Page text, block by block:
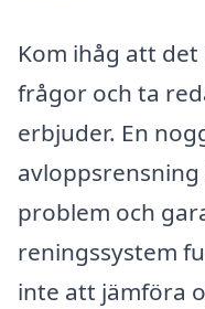
Kom ihåg att
frågor och ta
erbjuder. En
problem och
reningssystem
inte att jämföra